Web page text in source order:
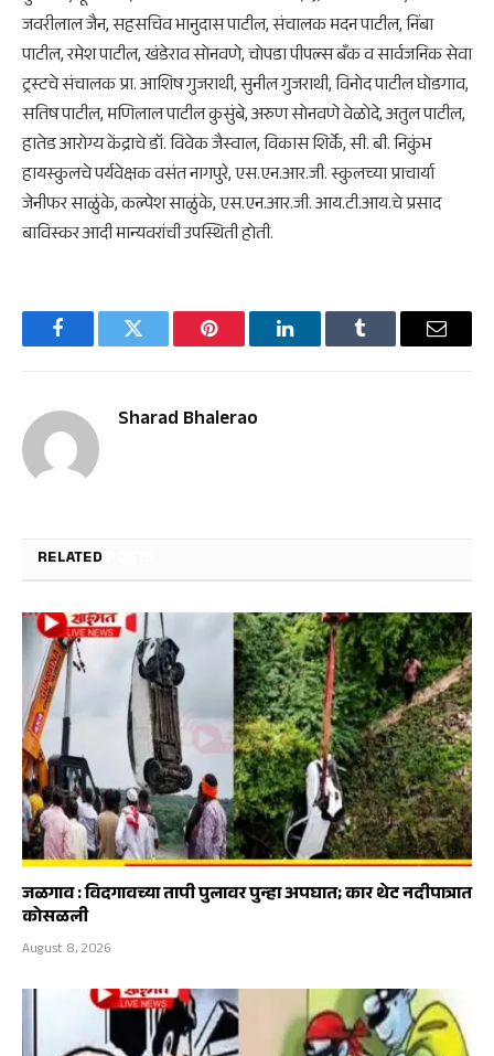
जवरीलाल जैन, सहसचिव भानुदास पाटील, संचालक मदन पाटील, निंबा
पाटील, रमेश पाटील, खंडेराव सोनवणे, चोपडा पीपल्स बँक व सार्वजनिक सेवा
ट्रस्टचे संचालक प्रा. आशिष गुजराथी, सुनील गुजराथी, विनोद पाटील घोडगाव,
सतिष पाटील, मणिलाल पाटील कुसुंबे, अरुण सोनवणे वेळोदे, अतुल पाटील,
हातेड आरोग्य केंद्राचे डॉ. विवेक जैस्वाल, विकास शिर्के, सी. बी. निकुंभ
हायस्कुलचे पर्यवेक्षक वसंत नागपुरे, एस.एन.आर.जी. स्कुलच्या प्राचार्या
जेनीफर साळुंके, कल्पेश साळुंके, एस.एन.आर.जी. आय.टी.आय.चे प्रसाद
बाविस्कर आदी मान्यवरांची उपस्थिती होती.
FacebookTwitter Pinterest LinkedInTumblr Email
Sharad Bhalerao
RELATED
जळगाव : विदगावच्या तापी पुलावर पुन्हा अपघात; कार थेट नदीपात्रात
कोसळली
August 8, 2026